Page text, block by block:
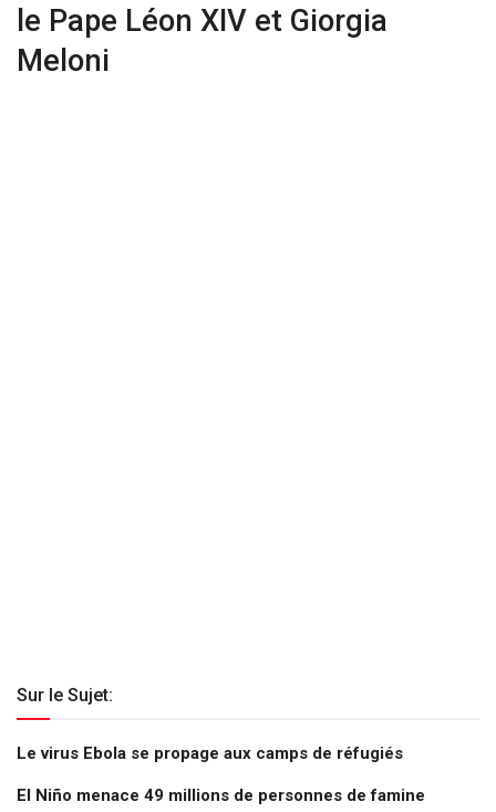
le Pape Léon XIV et Giorgia
Meloni
Sur le Sujet:
Le virus Ebola se propage aux camps de réfugiés
El Niño menace 49 millions de personnes de famine